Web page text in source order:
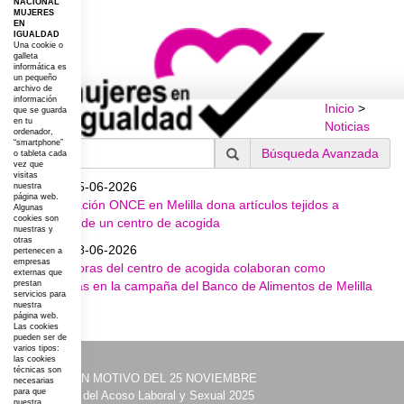
Inicio>
Noticias
Búsqueda Avanzada
Fecha: 15-06-2026
La Fundación ONCE en Melilla dona artículos tejidos a
menores de un centro de acogida
Fecha: 08-06-2026
Trabajadoras del centro de acogida colaboran como
voluntarias en la campaña del Banco de Alimentos de Melilla
·ACTOS CON MOTIVO DEL 25 NOVIEMBRE
·Prevención del Acoso Laboral y Sexual 2025
NACIONAL
MUJERES
EN
IGUALDAD
Una cookie o
galleta
informática es
un pequeño
archivo de
información
que se guarda
en tu
ordenador,
“smartphone”
o tableta cada
vez que
visitas
nuestra
página web.
Algunas
cookies son
nuestras y
otras
pertenecen a
empresas
externas que
prestan
servicios para
nuestra
página web.
Las cookies
pueden ser de
varios tipos:
las cookies
técnicas son
necesarias
para que
nuestra